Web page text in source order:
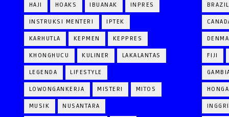
HAJI HOAKS IBUANAK INPRES
INSTRUKSI MENTERI IPTEK
KARHUTLA KEPMEN KEPPRES
KHONGHUCU KULINER LAKALANTAS
LEGENDA LIFESTYLE
LOWONGANKERJA MISTERI MITOS
MUSIK NUSANTARA
BRAZIL
FIJI